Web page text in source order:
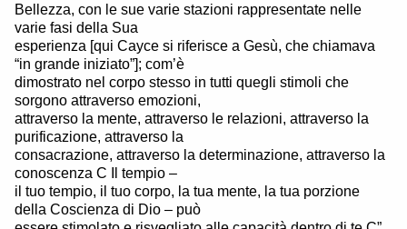
Bellezza, con le sue varie stazioni rappresentate nelle
varie fasi della Sua
esperienza [qui Cayce si riferisce a Gesù, che chiamava
“in grande iniziato”]; com’è
dimostrato nel corpo stesso in tutti quegli stimoli che
sorgono attraverso emozioni,
attraverso la mente, attraverso le relazioni, attraverso la
purificazione, attraverso la
consacrazione, attraverso la determinazione, attraverso la
conoscenza C Il tempio –
il tuo tempio, il tuo corpo, la tua mente, la tua porzione
della Coscienza di Dio – può